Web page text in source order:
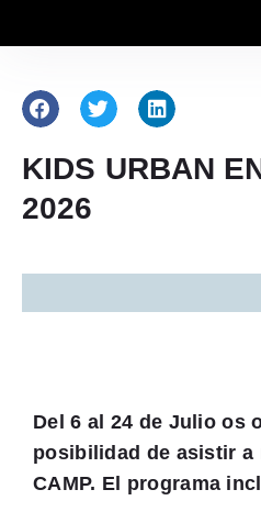
KIDS URBAN
2026
Del 6 al 24 de Julio os
posibilidad de asistir a
CAMP. El programa